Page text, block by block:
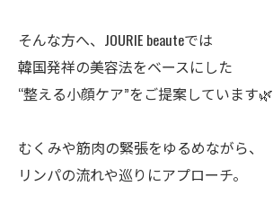
そんな方へ、JOURIE beauteでは
韓国発祥の美容法をベースにした
“整える小顔ケア”をご提案しています🌿
むくみや筋肉の緊張をゆるめながら、
リンパの流れや巡りにアプローチ。